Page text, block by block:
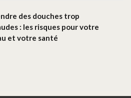
des douches trop
: les risques pour votre
et votre santé